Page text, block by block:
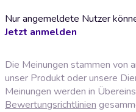
Nur angemeldete Nutzer
Jetzt anmelden
Die Meinungen stammen von
unser Produkt oder unsere
Meinungen werden in
Bewertungsrichtlinien